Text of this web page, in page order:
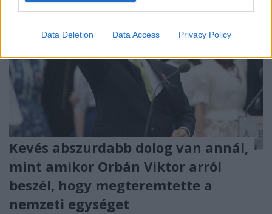
Data Deletion Data Access Privacy Policy
Kevés abszurdabb dolog van annál,
mint amikor Orbán Viktor arról
beszél, hogy megteremtette a
nemzeti egységet